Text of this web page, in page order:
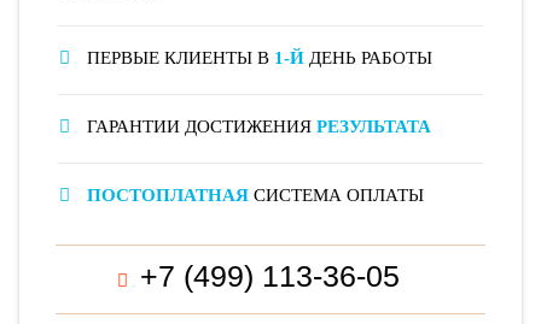
ПЕРВЫЕ КЛИЕНТЫ В 1-Й ДЕНЬ РАБОТЫ
ГАРАНТИИ ДОСТИЖЕНИЯ РЕЗУЛЬТАТА
ПОСТОПЛАТНАЯ СИСТЕМА ОПЛАТЫ
+7 (499) 113-36-05